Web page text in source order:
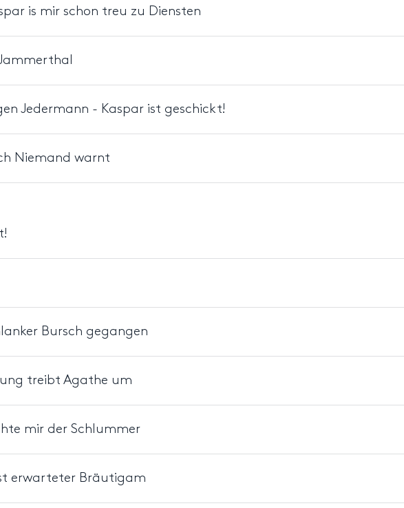
is mir schon treu zu Diensten
Jedermann - Kaspar ist geschickt!
Niemand warnt
Bursch gegangen
treibt Agathe um
mir der Schlummer
erwarteter Bräutigam